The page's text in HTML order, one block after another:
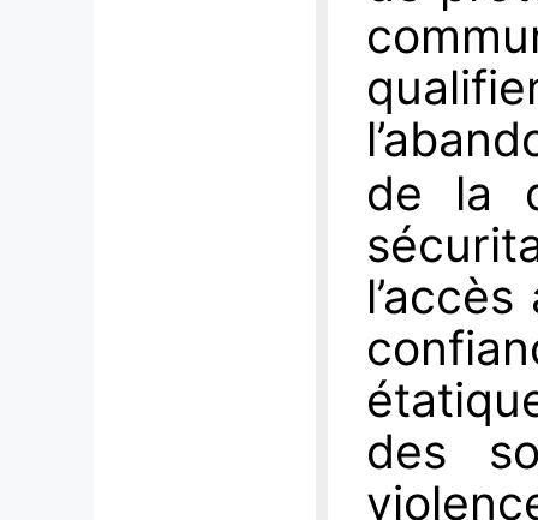
de la
des